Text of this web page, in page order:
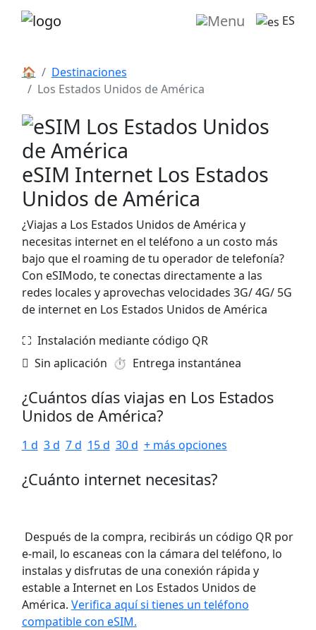
ES
🏠
Destinaciones
Los Estados Unidos de América
eSIM Internet Los Estados
Unidos de América
¿Viajas a Los Estados Unidos de América y
necesitas internet en el teléfono a un costo más
bajo que el roaming de tu operador de telefonía?
Con eSIModo, te conectas directamente a las
redes locales y aprovechas velocidades 3G/ 4G/ 5G
de internet en Los Estados Unidos de América
⛶️️ Instalación mediante código QR
️ Sin aplicación ⏱️️ Entrega instantánea
¿Cuántos días viajas en Los Estados
Unidos de América?
1 d 3 d 7 d 15 d 30 d + más opciones
¿Cuánto internet necesitas?
Después de la compra, recibirás un código QR por
e-mail, lo escaneas con la cámara del teléfono, lo
instalas y disfrutas de una conexión rápida y
estable a Internet en Los Estados Unidos de
América. Verifica aquí si tienes un teléfono
compatible con eSIM.